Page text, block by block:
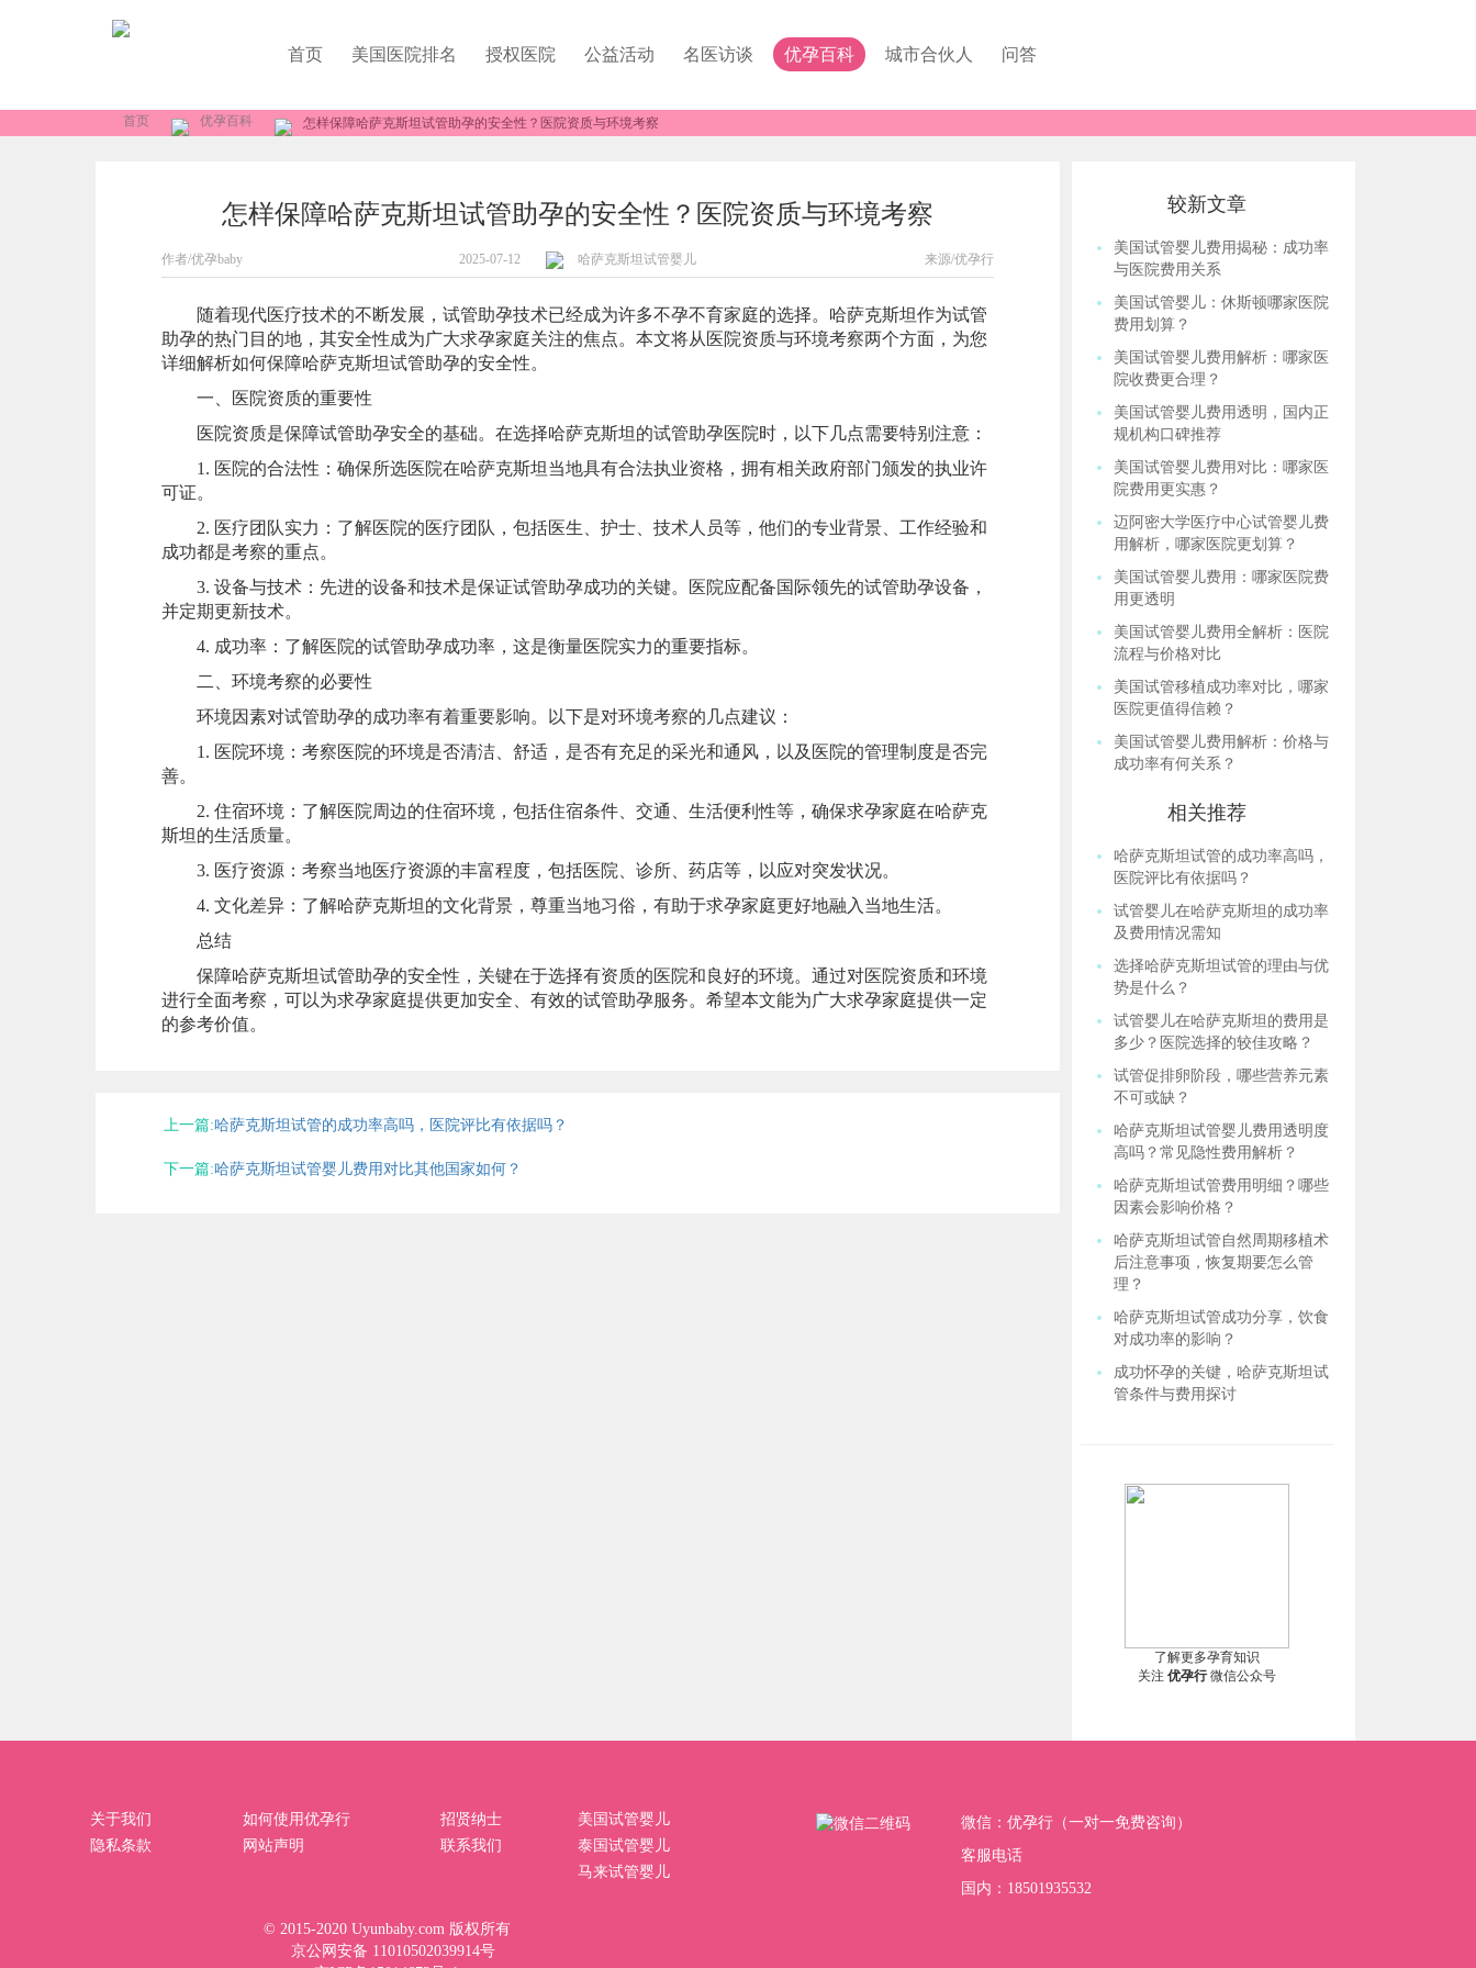
首页 美国医院排名 授权医院 公益活动 名医访谈 优孕百科 城市合伙人 问答
首页 优孕百科 怎样保障哈萨克斯坦试管助孕的安全性？医院资质与环境考察
怎样保障哈萨克斯坦试管助孕的安全性？医院资质与环境考察
作者/优孕baby 2025-07-12 哈萨克斯坦试管婴儿 来源/优孕行
随着现代医疗技术的不断发展，试管助孕技术已经成为许多不孕不育家庭的选择。哈萨克斯坦作为试管
助孕的热门目的地，其安全性成为广大求孕家庭关注的焦点。本文将从医院资质与环境考察两个方面，为您
详细解析如何保障哈萨克斯坦试管助孕的安全性。
一、医院资质的重要性
医院资质是保障试管助孕安全的基础。在选择哈萨克斯坦的试管助孕医院时，以下几点需要特别注意：
1. 医院的合法性：确保所选医院在哈萨克斯坦当地具有合法执业资格，拥有相关政府部门颁发的执业许
可证。
2. 医疗团队实力：了解医院的医疗团队，包括医生、护士、技术人员等，他们的专业背景、工作经验和
成功都是考察的重点。
3. 设备与技术：先进的设备和技术是保证试管助孕成功的关键。医院应配备国际领先的试管助孕设备，
并定期更新技术。
4. 成功率：了解医院的试管助孕成功率，这是衡量医院实力的重要指标。
二、环境考察的必要性
环境因素对试管助孕的成功率有着重要影响。以下是对环境考察的几点建议：
1. 医院环境：考察医院的环境是否清洁、舒适，是否有充足的采光和通风，以及医院的管理制度是否完
善。
2. 住宿环境：了解医院周边的住宿环境，包括住宿条件、交通、生活便利性等，确保求孕家庭在哈萨克
斯坦的生活质量。
3. 医疗资源：考察当地医疗资源的丰富程度，包括医院、诊所、药店等，以应对突发状况。
4. 文化差异：了解哈萨克斯坦的文化背景，尊重当地习俗，有助于求孕家庭更好地融入当地生活。
总结
保障哈萨克斯坦试管助孕的安全性，关键在于选择有资质的医院和良好的环境。通过对医院资质和环境
进行全面考察，可以为求孕家庭提供更加安全、有效的试管助孕服务。希望本文能为广大求孕家庭提供一定
的参考价值。
上一篇:哈萨克斯坦试管的成功率高吗，医院评比有依据吗？
下一篇:哈萨克斯坦试管婴儿费用对比其他国家如何？
较新文章
美国试管婴儿费用揭秘：成功率
与医院费用关系
美国试管婴儿：休斯顿哪家医院
费用划算？
美国试管婴儿费用解析：哪家医
院收费更合理？
美国试管婴儿费用透明，国内正
规机构口碑推荐
美国试管婴儿费用对比：哪家医
院费用更实惠？
迈阿密大学医疗中心试管婴儿费
用解析，哪家医院更划算？
美国试管婴儿费用：哪家医院费
用更透明
美国试管婴儿费用全解析：医院
流程与价格对比
美国试管移植成功率对比，哪家
医院更值得信赖？
美国试管婴儿费用解析：价格与
成功率有何关系？
相关推荐
哈萨克斯坦试管的成功率高吗，
医院评比有依据吗？
试管婴儿在哈萨克斯坦的成功率
及费用情况需知
选择哈萨克斯坦试管的理由与优
势是什么？
试管婴儿在哈萨克斯坦的费用是
多少？医院选择的较佳攻略？
试管促排卵阶段，哪些营养元素
不可或缺？
哈萨克斯坦试管婴儿费用透明度
高吗？常见隐性费用解析？
哈萨克斯坦试管费用明细？哪些
因素会影响价格？
哈萨克斯坦试管自然周期移植术
后注意事项，恢复期要怎么管
理？
哈萨克斯坦试管成功分享，饮食
对成功率的影响？
成功怀孕的关键，哈萨克斯坦试
管条件与费用探讨
了解更多孕育知识
关注 优孕行微信公众号
关于我们
隐私条款
如何使用优孕行
网站声明
招贤纳士
联系我们
美国试管婴儿
泰国试管婴儿
马来试管婴儿
© 2015-2020 Uyunbaby.com 版权所有
京公网安备 11010502039914号
微信：优孕行（一对一免费咨询）
客服电话
国内：18501935532